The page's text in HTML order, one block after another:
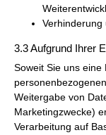
Verhinderung
3.3 Aufgrund Ihrer
Soweit Sie uns eine
Weitergabe von
Marketingzwecke)
Verarbeitung auf